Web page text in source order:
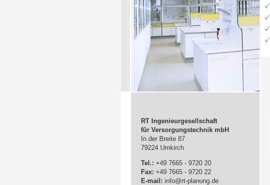
RT Ingenieurgesellschaft
für Versorgungstechnik mbH
In der Breite 87
79224 Umkirch
Tel.: +49 7665 - 9720 20
Fax: +49 7665 - 9720 22
E-mail: info@rt-planung.de